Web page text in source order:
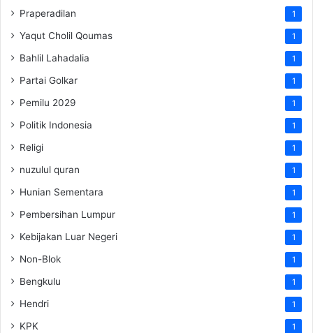
Praperadilan 1
Yaqut Cholil Qoumas 1
Bahlil Lahadalia 1
Partai Golkar 1
Pemilu 2029 1
Politik Indonesia 1
Religi 1
nuzulul quran 1
Hunian Sementara 1
Pembersihan Lumpur 1
Kebijakan Luar Negeri 1
Non-Blok 1
Bengkulu 1
Hendri 1
KPK 1